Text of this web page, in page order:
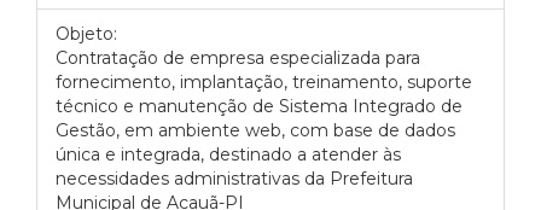
Objeto:
Contratação de empresa especializada para
fornecimento, implantação, treinamento, suporte
técnico e manutenção de Sistema Integrado de
Gestão, em ambiente web, com base de dados
única e integrada, destinado a atender às
necessidades administrativas da Prefeitura
Municipal de Acauã-PI